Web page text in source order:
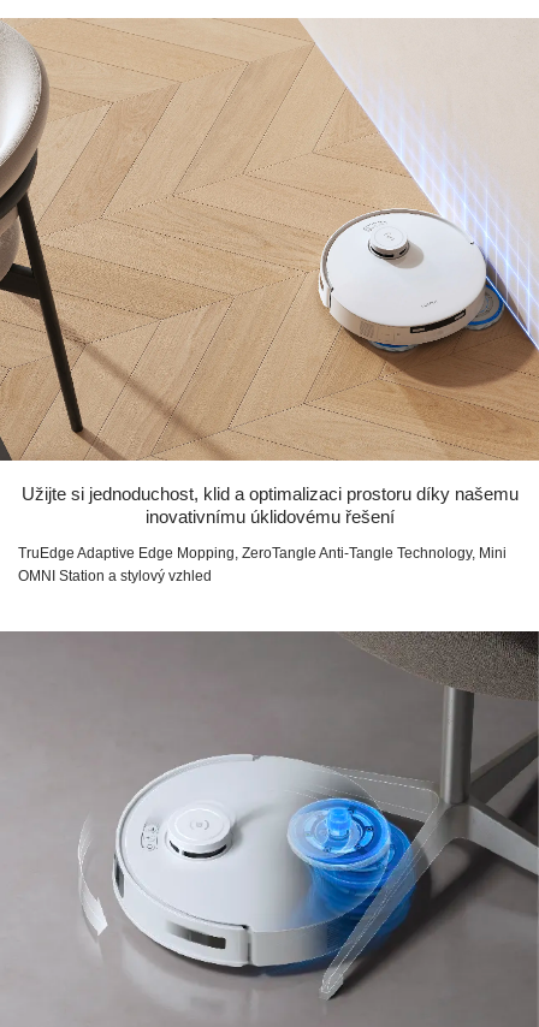
Užijte si jednoduchost, klid a optimalizaci prostoru díky našemu
inovativnímu úklidovému řešení
TruEdge Adaptive Edge Mopping, ZeroTangle Anti-Tangle Technology, Mini
OMNI Station a stylový vzhled